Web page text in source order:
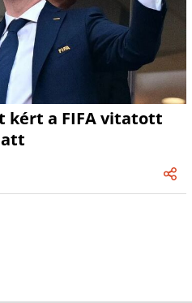
kért a FIFA vitatott